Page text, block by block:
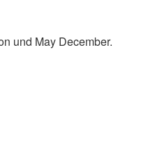
und May December.